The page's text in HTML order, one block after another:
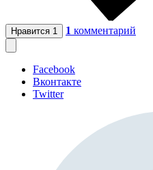
Нравится 1 1 комментарий
Facebook
Вконтакте
Twitter